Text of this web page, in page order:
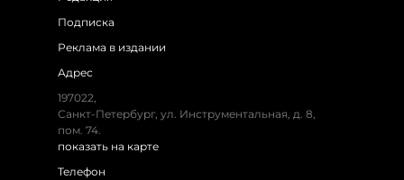
Подписка
Реклама в издании
Адрес
197022,
Санкт-Петербург, ул. Инструментальная, д. 8,
пом. 74.
показать на карте
Телефон